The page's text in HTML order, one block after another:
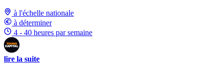
à l'échelle nationale
à déterminer
4 - 40 heures par semaine
lire la suite